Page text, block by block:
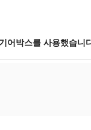
어박스를 사용했습니